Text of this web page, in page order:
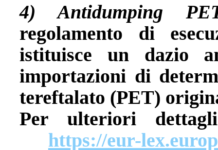
4) Antidumping
regolamento di
istituisce un dazio
importazioni di
tereftalato (PET)
Per ulteriori
https://eur-